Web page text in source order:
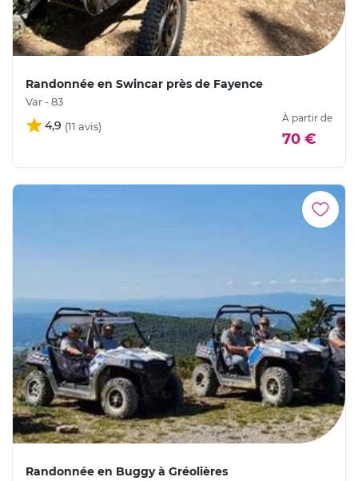
Randonnée en Swincar près de Fayence
Var - 83
4,9
À partir de
70 €
Randonnée en Buggy à Gréolières